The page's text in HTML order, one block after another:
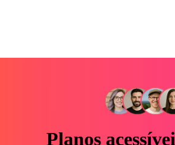
Planos